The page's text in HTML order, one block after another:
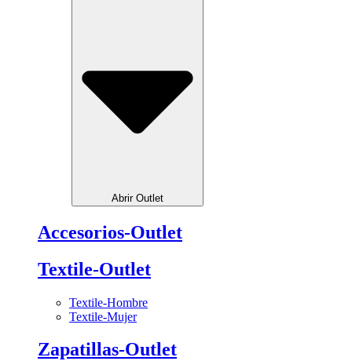
Abrir Outlet
Accesorios-Outlet
Textile-Outlet
Textile-Hombre
Textile-Mujer
Zapatillas-Outlet